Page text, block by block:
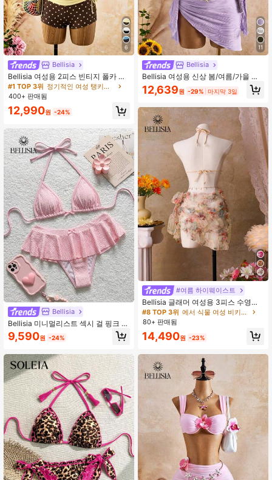
6
Bellisia
Bellisia 여성용 2피스 빈티지 폴카 도
트 프린트 스파게티 스트랩 탱크탑 및
드로스트링 숏츠 비키니 세트, 여름 해
변 휴가에 적합
#1 TOP 3위
정기적인 여성 탱키니스
거의 매진!
#1 TOP 3위
정기적인 여성 탱키니스
거의 매진!
#1 TOP 3위
정기적인 여성 탱키니스
거의 매진!
#1 TOP 3위
거의 매진!
400+ 판매됨
12,990원 -24%
Bellisia
Bellisia 미니멀리스트 섹시 걸 핑크 체
크 홀터 비키니, 스플릿 스커트 스타일
작은 가슴 셔링 핫스프링 휴가 수영복
9,590원 -24%
11
Bellisia
Bellisia 여성용 신상 봄/여름/가을 패
셔너블한 베이지 웨이브 패턴 조개 &
별 장식 스파게티 스트랩 탱크니 수영
12,639원 -29% 마지막 3일
#여름 하이웨이스트
Bellisia 글래머 여성용 3피스 수영복
세트: 트라이앵글 탑, 스파게티 스트랩
백리스 탑, 리본 프론트 타이 사이드
러플 스커트, 고품질 휴가용 비키니 여
름 해변 휴가용
#8 TOP 3위
에서 식물 여성 비키니 세트
80+ 판매됨
14,490원 -23%